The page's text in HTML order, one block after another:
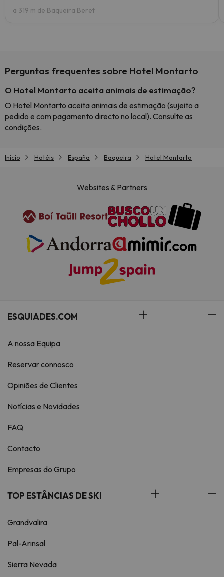
a 319 m de Baqueira Beret
Perguntas frequentes sobre Hotel Montarto
O Hotel Montarto aceita animais de estimação?
O Hotel Montarto aceita animais de estimação (sujeito a
pedido e com pagamento directo no local). Consulte as
condições.
Início Hotéis España Baqueira Hotel Montarto
Websites & Partners
ESQUIADES.COM
A nossa Equipa
Reservar connosco
Opiniões de Clientes
Notícias e Novidades
FAQ
Contacto
Empresas do Grupo
TOP ESTÂNCIAS DE SKI
Grandvalira
Pal-Arinsal
Sierra Nevada